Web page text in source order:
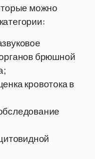
можно
брюшной
кровотока в